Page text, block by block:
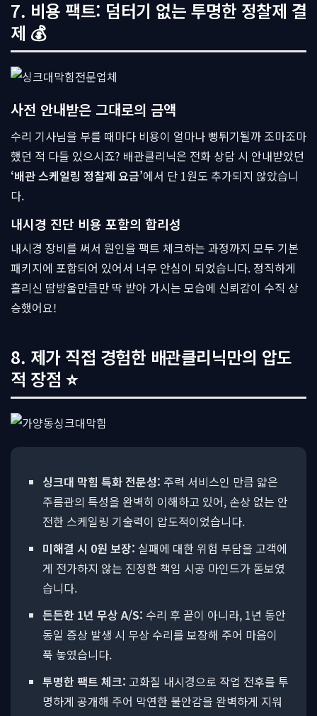
7. 비용 팩트: 덤터기 없는 투명한 정찰제 결
제 💰
사전 안내받은 그대로의 금액
수리 기사님을 부를 때마다 비용이 얼마나 뻥튀기될까 조마조마
했던 적 다들 있으시죠? 배관클리닉은 전화 상담 시 안내받았던
‘배관 스케일링 정찰제 요금’에서 단 1원도 추가되지 않았습니
다.
내시경 진단 비용 포함의 합리성
내시경 장비를 써서 원인을 팩트 체크하는 과정까지 모두 기본
패키지에 포함되어 있어서 너무 안심이 되었습니다. 정직하게
흘리신 땀방울만큼만 딱 받아 가시는 모습에 신뢰감이 수직 상
승했어요!
8. 제가 직접 경험한 배관클리닉만의 압도
적 장점 ⭐
싱크대 막힘 특화 전문성: 주력 서비스인 만큼 얇은
주름관의 특성을 완벽히 이해하고 있어, 손상 없는 안
전한 스케일링 기술력이 압도적이었습니다.
미해결 시 0원 보장: 실패에 대한 위험 부담을 고객에
게 전가하지 않는 진정한 책임 시공 마인드가 돋보였
습니다.
든든한 1년 무상 A/S: 수리 후 끝이 아니라, 1년 동안
동일 증상 발생 시 무상 수리를 보장해 주어 마음이
푹 놓였습니다.
투명한 팩트 체크: 고화질 내시경으로 작업 전후를 투
명하게 공개해 주어 막연한 불안감을 완벽하게 지워